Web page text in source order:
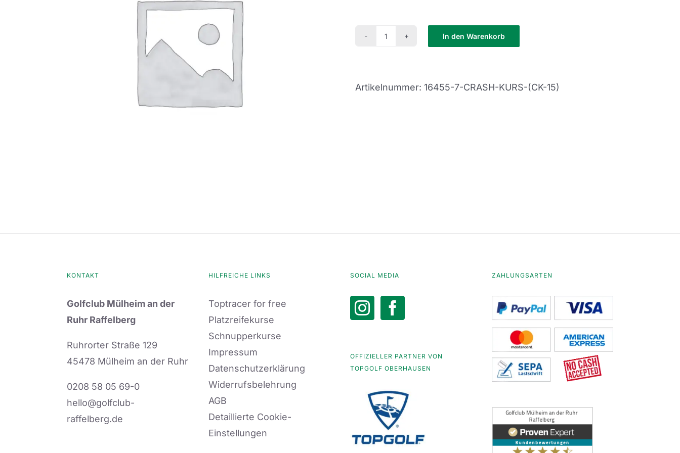
16)
In den Warenkorb
Artikelnummer: 16455-7-CRASH-KURS-(CK-15)
KONTAKT
Golfclub Mülheim an der
Ruhr Raffelberg
Ruhrorter Straße 129
45478 Mülheim an der Ruhr
0208 58 05 69-0
hello@golfclub-
raffelberg.de
HILFREICHE LINKS
Toptracer for free
Platzreifekurse
Schnupperkurse
Impressum
Datenschutzerklärung
Widerrufsbelehrung
AGB
Detaillierte Cookie-
Einstellungen
SOCIAL MEDIA
OFFIZIELLER PARTNER VON
TOPGOLF OBERHAUSEN
ZAHLUNGSARTEN